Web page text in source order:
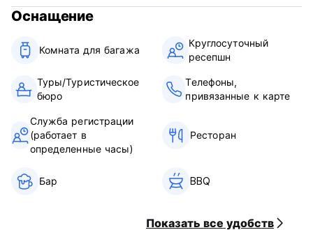
Оснащение
Комната для багажа
Круглосуточный
ресепшн
Туры/Туристическое
бюро
Телефоны,
привязанные к карте
Служба регистрации
(работает в
определенные часы)
Ресторан
Бар BBQ
Показать все удобств